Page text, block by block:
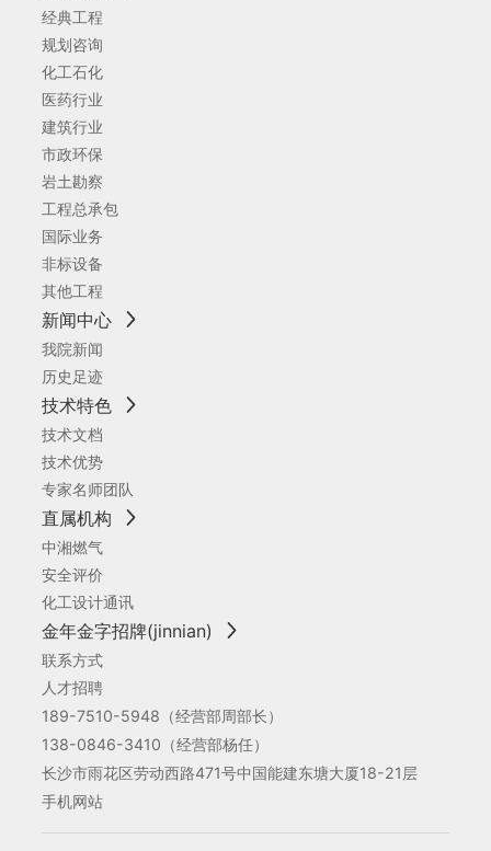
经典工程
规划咨询
化工石化
医药行业
建筑行业
市政环保
岩土勘察
工程总承包
国际业务
非标设备
其他工程
新闻中心
我院新闻
历史足迹
技术特色
技术文档
技术优势
专家名师团队
直属机构
中湘燃气
安全评价
化工设计通讯
金年金字招牌(jinnian)
联系方式
人才招聘
189-7510-5948 （经营部周部长）
138-0846-3410 （经营部杨任）
长沙市雨花区劳动西路471号中国能建东塘大厦18-21层
手机网站